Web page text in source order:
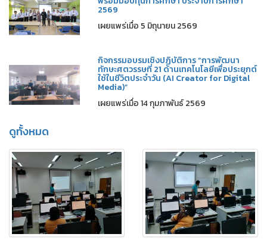
2569
เผยแพร่เมื่อ 5 มิถุนายน 2569
กิจกรรมอบรมเชิงปฏิบัติการ “การพัฒนา
ทักษะศตวรรษที่ 21 ด้านเทคโนโลยีเพื่อประยุกต์
ใช้ในชีวิตประจำวัน (AI Creator for Digital
Media)”
เผยแพร่เมื่อ 14 กุมภาพันธ์ 2569
ดูทั้งหมด